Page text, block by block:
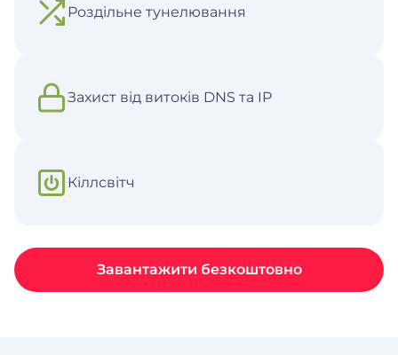
Роздільне тунелювання
Захист від витоків DNS та IP
Кіллсвітч
Завантажити безкоштовно